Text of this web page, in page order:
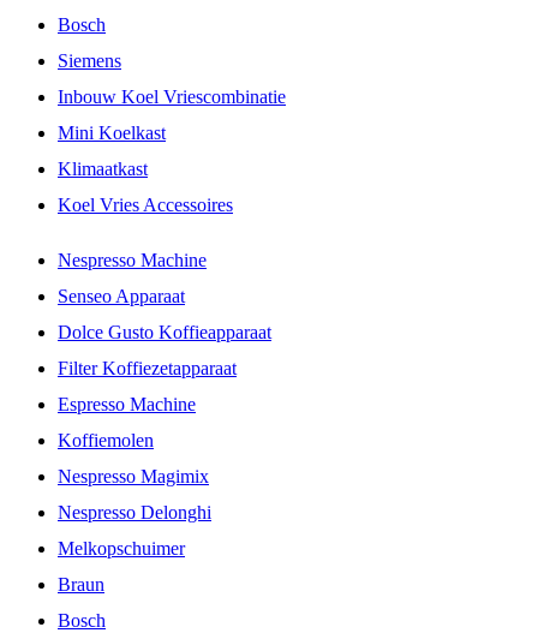
Bosch
Siemens
Inbouw Koel Vriescombinatie
Mini Koelkast
Klimaatkast
Koel Vries Accessoires
Nespresso Machine
Senseo Apparaat
Dolce Gusto Koffieapparaat
Filter Koffiezetapparaat
Espresso Machine
Koffiemolen
Nespresso Magimix
Nespresso Delonghi
Melkopschuimer
Braun
Bosch